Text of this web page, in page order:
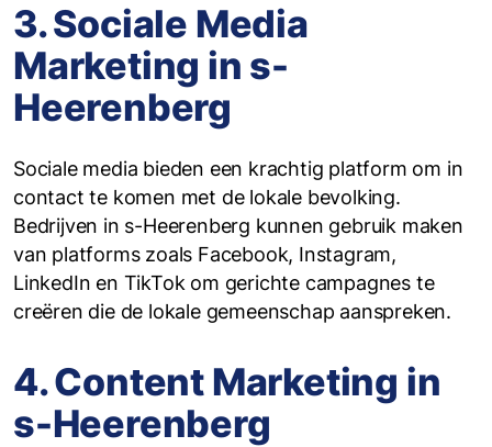
3. Sociale Media
Marketing in s-
Heerenberg
Sociale media bieden een krachtig platform om in
contact te komen met de lokale bevolking.
Bedrijven in s-Heerenberg kunnen gebruik maken
van platforms zoals Facebook, Instagram,
LinkedIn en TikTok om gerichte campagnes te
creëren die de lokale gemeenschap aanspreken.
4. Content Marketing in
s-Heerenberg